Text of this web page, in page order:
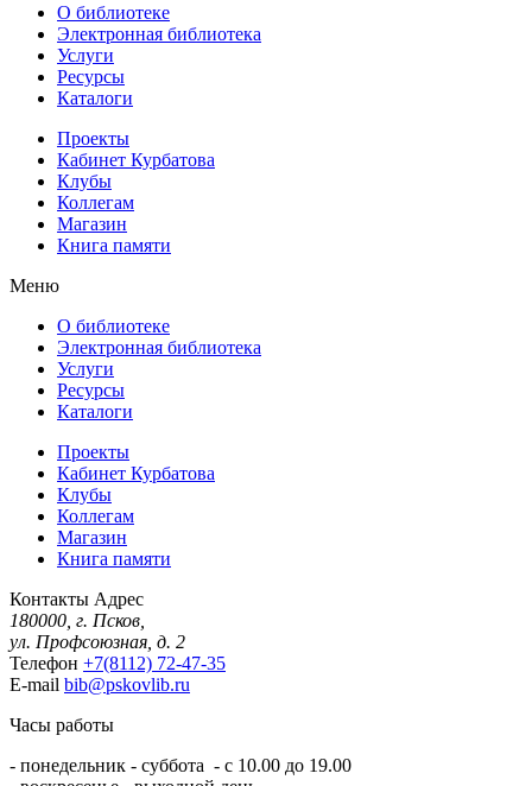
О библиотеке
Электронная библиотека
Услуги
Ресурсы
Каталоги
Проекты
Кабинет Курбатова
Клубы
Коллегам
Магазин
Книга памяти
Меню
О библиотеке
Электронная библиотека
Услуги
Ресурсы
Каталоги
Проекты
Кабинет Курбатова
Клубы
Коллегам
Магазин
Книга памяти
Контакты Адрес
180000, г. Псков,
ул. Профсоюзная, д. 2
Телефон +7(8112) 72-47-35
E-mail bib@pskovlib.ru
Часы работы
- понедельник - суббота - с 10.00 до 19.00